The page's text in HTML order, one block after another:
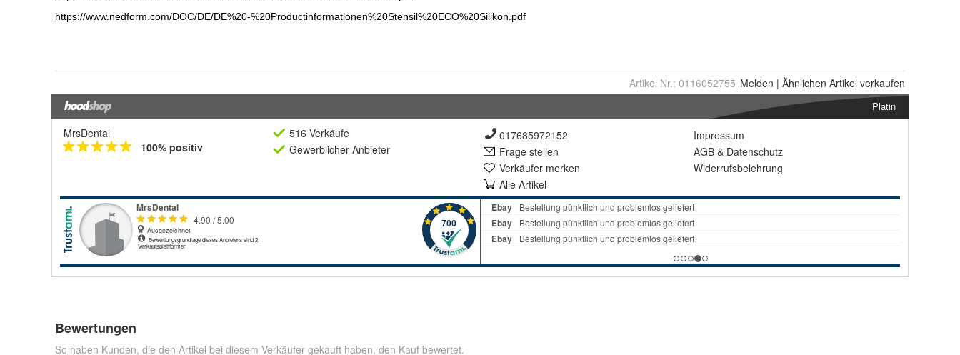
Artikel Nr.: 0116052755 Melden | Ähnlichen Artikel verkaufen
Platin
MrsDental
100% positiv
516 Verkäufe
Gewerblicher Anbieter
017685972152
Frage stellen
Verkäufer merken
Alle Artikel
Impressum
AGB & Datenschutz
Widerrufsbelehrung
Bewertungen
So haben Kunden, die den Artikel bei diesem Verkäufer gekauft haben, den Kauf bewertet.